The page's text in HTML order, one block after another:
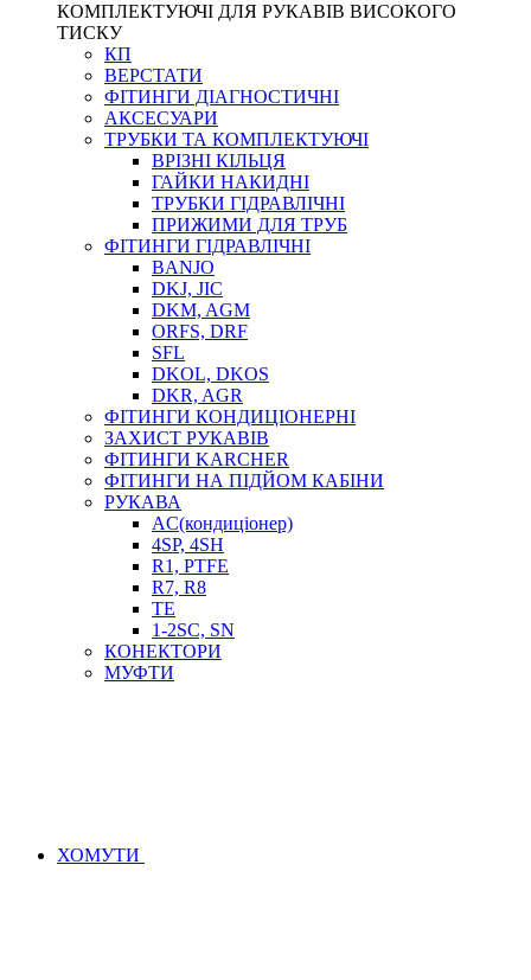
КОМПЛЕКТУЮЧІ ДЛЯ РУКАВІВ ВИСОКОГО
ТИСКУ
КП
ВЕРСТАТИ
ФІТИНГИ ДІАГНОСТИЧНІ
АКСЕСУАРИ
ТРУБКИ ТА КОМПЛЕКТУЮЧІ
ВРІЗНІ КІЛЬЦЯ
ГАЙКИ НАКИДНІ
ТРУБКИ ГІДРАВЛІЧНІ
ПРИЖИМИ ДЛЯ ТРУБ
ФІТИНГИ ГІДРАВЛІЧНІ
BANJO
DKJ, JIC
DKM, AGM
ORFS, DRF
SFL
DKOL, DKOS
DKR, AGR
ФІТИНГИ КОНДИЦІОНЕРНІ
ЗАХИСТ РУКАВІВ
ФІТИНГИ KARCHER
ФІТИНГИ НА ПІДЙОМ КАБІНИ
РУКАВА
AC(кондиціонер)
4SP, 4SH
R1, PTFE
R7, R8
TE
1-2SC, SN
КОНЕКТОРИ
МУФТИ
ХОМУТИ